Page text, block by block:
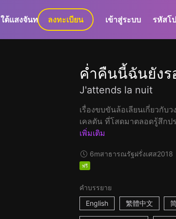
ใต้แสงจันทร์ GaLa+
ลงทะเบียน เข้าสู่ระบบ รหัสโ
ค่ำคืนนี้ฉันยังร
J'attends la nuit
เรื่องขบขันล้อเลียนเกี่ยวกับ
เคลตัน ที่โสดมาตลอดรู้สึกป
เพิ่มเติม
6mสาธารณรัฐฝรั่งเศส2018
ฟรี
คำบรรยาย
English
繁體中文